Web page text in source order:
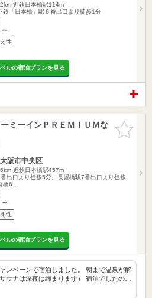
近鉄日本橋駅114m
鉄「日本橋」駅６番出口より徒歩1分
性
ルの宿泊プランを見る
お気に入
りに追加
ーインＰＲＥＭＩＵＭな
阪市中央区
近鉄日本橋駅457m
出口より徒歩5分。長堀橋駅7番出口より徒歩
橋6…
性
ルの宿泊プランを見る
ンペーンで宿泊しました。 朝まで温泉が解
ウナは深夜は締まります） 宿泊でしたの…